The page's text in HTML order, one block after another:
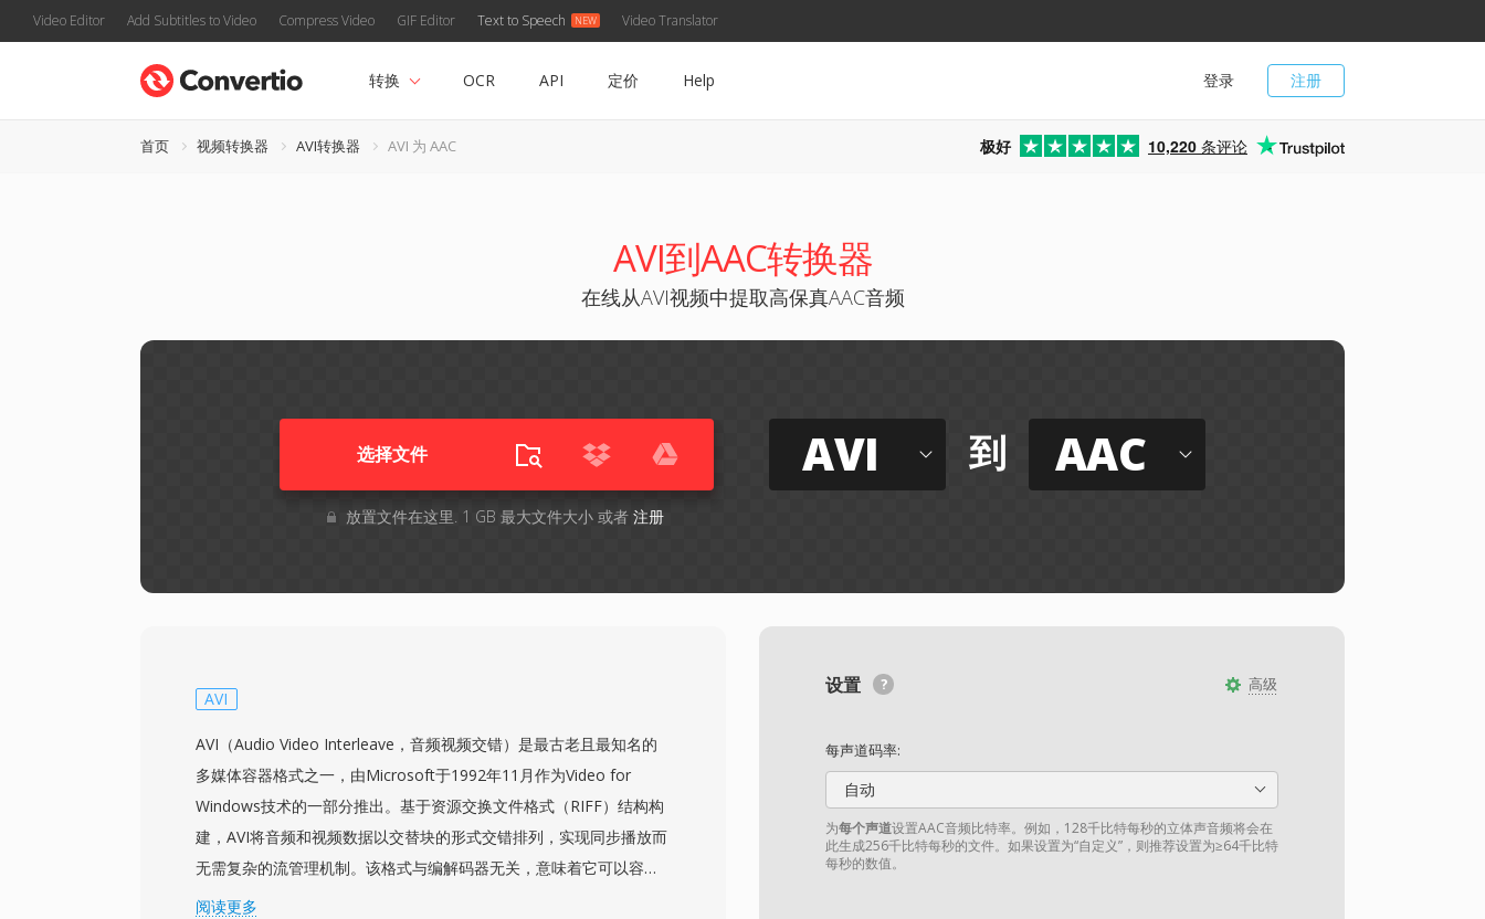
Video Editor Add Subtitles to Video Compress Video GIF Editor Text to Speech Video Translator
注册
登录
转换 OCR API 定价 Help
首页 视频转换器 AVI转换器 AVI 为 AAC 极好 10,220 条评论
AVI到AAC转换器
在线从AVI视频中提取高保真AAC音频
选择文件
放置文件在这里. 1 GB 最大文件大小 或者 注册
AVI 到 AAC
高级
设置
每声道码率:
自动
为每个声道设置AAC音频比特率。例如，128千比特每秒的立体声音频将会在
此生成256千比特每秒的文件。如果设置为“自定义”，则推荐设置为≥64千比特
每秒的数值。
AVI
AVI（Audio Video Interleave，音频视频交错）是最古老且最知名的
多媒体容器格式之一，由Microsoft于1992年11月作为Video for
Windows技术的一部分推出。基于资源交换文件格式（RIFF）结构构
建，AVI将音频和视频数据以交替块的形式交错排列，实现同步播放而
无需复杂的流管理机制。该格式与编解码器无关，意味着它可以容纳
几乎任何编解码器压缩的视频，从早期的Cinepak和Indeo到现代的
阅读更多